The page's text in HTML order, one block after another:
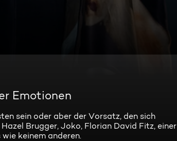
Emotionen
sein oder aber der Vorsatz, den sich
Brugger, Joko, Florian David Fitz, einer
keinem anderen.